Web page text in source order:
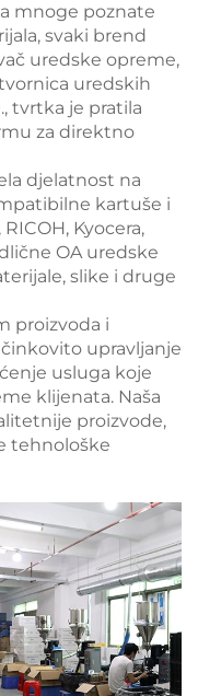
mnoge poznate
svaki brend
uredske opreme,
uredskih
tvrtka je pratila
za direktno
djelatnost na
kartuše i
Kyocera,
OA uredske
slike i druge
proizvoda i
upravljanje
usluga koje
klijenata. Naša
proizvode,
tehnološke